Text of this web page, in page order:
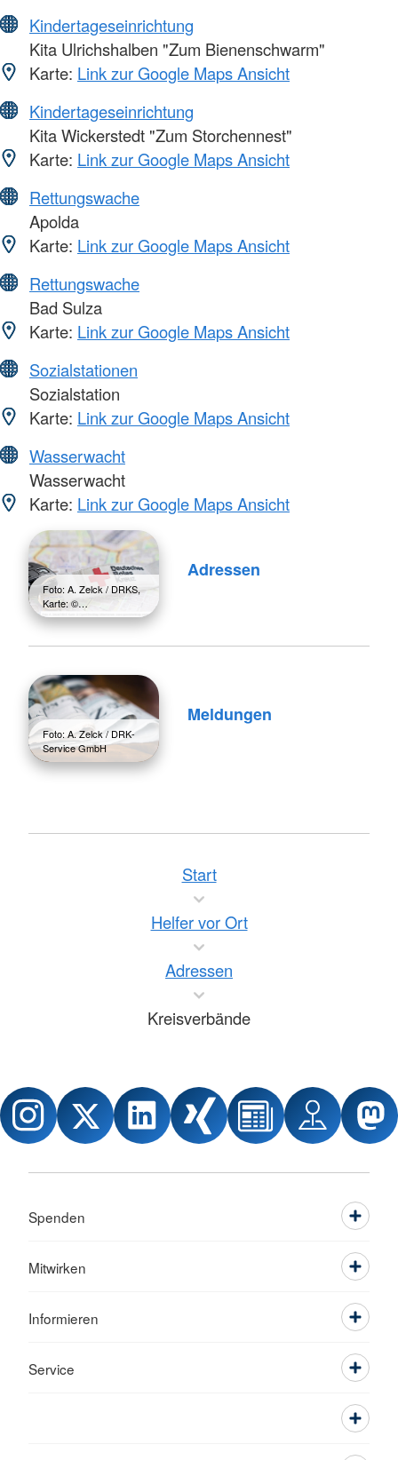
Kindertageseinrichtung
Kita Ulrichshalben "Zum Bienenschwarm"
Karte: Link zur Google Maps Ansicht
Kindertageseinrichtung
Kita Wickerstedt "Zum Storchennest"
Karte: Link zur Google Maps Ansicht
Rettungswache
Apolda
Karte: Link zur Google Maps Ansicht
Rettungswache
Bad Sulza
Karte: Link zur Google Maps Ansicht
Sozialstationen
Sozialstation
Karte: Link zur Google Maps Ansicht
Wasserwacht
Wasserwacht
Karte: Link zur Google Maps Ansicht
Foto: A. Zelck / DRKS,
Karte: ©…
Adressen
Foto: A. Zelck / DRK-
Service GmbH
Meldungen
Start
Helfer vor Ort
Adressen
Kreisverbände
Spenden
Mitwirken
Informieren
Service